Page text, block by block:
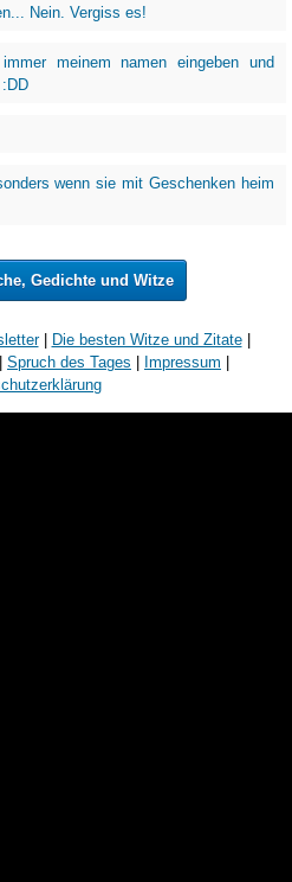
Nein. Vergiss es!
meinem namen eingeben und
wenn sie mit Geschenken heim
Gedichte und Witze
| Die besten Witze und Zitate|
| Spruch des Tages | Impressum |